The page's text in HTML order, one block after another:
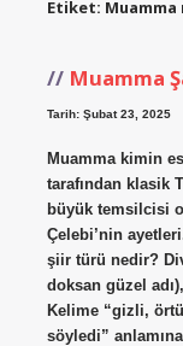
Etiket: Muamma
Muamma
Tarih: Şubat 23, 2025
Muamma kimin
tarafından klasik
büyük temsilcisi
Çelebi’nin
şiir türü nedir?
doksan güzel
Kelime “gizli,
söyledi”